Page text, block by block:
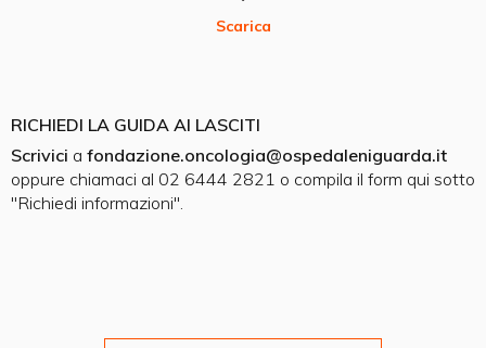
Scarica
RICHIEDI LA GUIDA AI LASCITI
Scrivici a fondazione.oncologia@ospedaleniguarda.it
oppure chiamaci al 02 6444 2821 o compila il form qui sotto
"Richiedi informazioni".